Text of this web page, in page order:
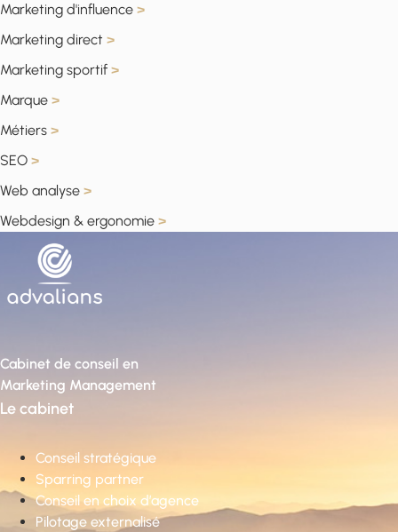
Marketing d'influence >
Marketing direct >
Marketing sportif >
Marque >
Métiers >
SEO >
Web analyse >
Webdesign & ergonomie >
Cabinet de conseil en
Marketing Management
Le cabinet
Conseil stratégique
Sparring partner
Conseil en choix d’agence
Pilotage externalisé